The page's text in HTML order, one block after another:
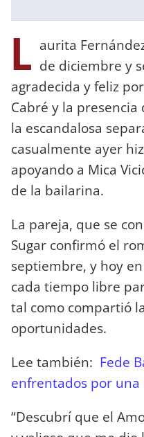
L aurita
de diciembre y
agradecida y feliz
Cabré y la
la escandalosa
casualmente ayer
apoyando a Mica
de la bailarina.
La pareja, que se
Sugar confirmó el
septiembre, y hoy
cada tiempo libre
tal como compartió
oportunidades.
Lee también: Fede
enfrentados por
“Descubrí que el